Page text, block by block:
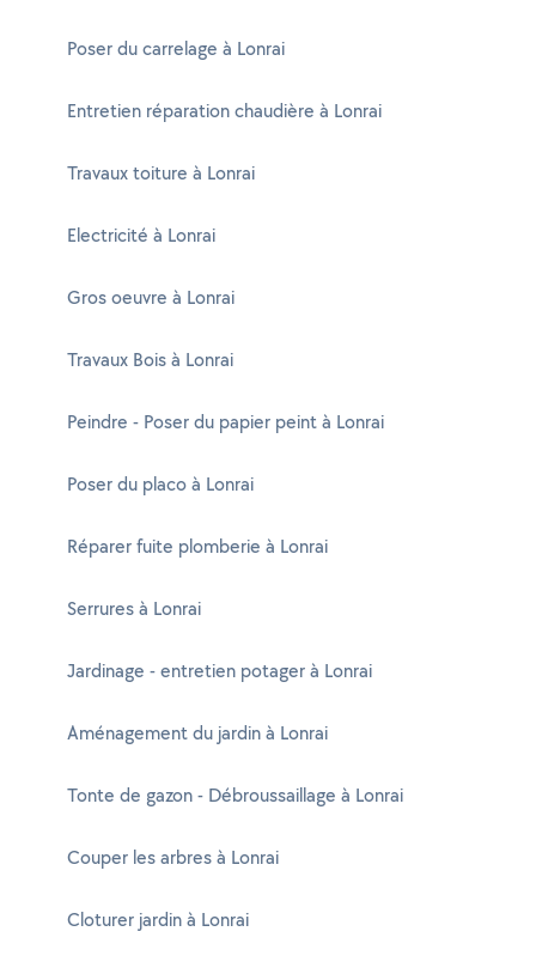
Poser du carrelage à Lonrai
Entretien réparation chaudière à Lonrai
Travaux toiture à Lonrai
Electricité à Lonrai
Gros oeuvre à Lonrai
Travaux Bois à Lonrai
Peindre - Poser du papier peint à Lonrai
Poser du placo à Lonrai
Réparer fuite plomberie à Lonrai
Serrures à Lonrai
Jardinage - entretien potager à Lonrai
Aménagement du jardin à Lonrai
Tonte de gazon - Débroussaillage à Lonrai
Couper les arbres à Lonrai
Cloturer jardin à Lonrai